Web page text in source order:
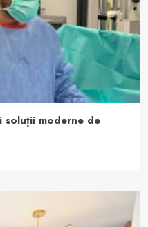
soluții moderne de